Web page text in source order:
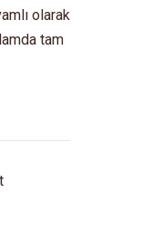
olarak
tam